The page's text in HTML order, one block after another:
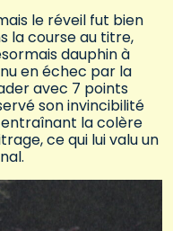
le réveil fut bien
la course au titre,
dauphin à
en échec par la
avec 7 points
son invincibilité
entraînant la colère
ce qui lui valu un